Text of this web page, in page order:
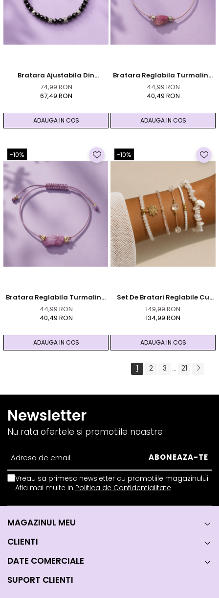
Bratara Ajustabila Din
Turmalina Neagra Fatetata
Cu Elemente Metalice Din Otel
74,99 RON
67,49 RON
ADAUGA IN COS
Bratara Reglabila Turmalina
Roz Cristal Brut - Argintiu -
Protectie Si Armonie
44,99 RON
40,49 RON
ADAUGA IN COS
-10%
Bratara Reglabila Turmalina
Roz Cristal Brut - Auriu -
Protectie Si Armonie
44,99 RON
40,49 RON
ADAUGA IN COS
-10%
Set De Bratari Reglabile Cu
Pietre Semipretioase - Selenit,
Jad, Piatra Lunii - Gold White
149,99 RON
134,99 RON
ADAUGA IN COS
1 2 3 ... 21
Newsletter
Nu rata ofertele si promotiile noastre
Vreau sa primesc newsletter cu promotiile magazinului.
Afla mai multe in Politica de Confidentialitate
MAGAZINUL MEU
CLIENTI
DATE COMERCIALE
SUPORT CLIENTI